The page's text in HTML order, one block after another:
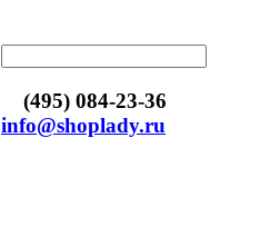
(495) 084-23-36
info@shoplady.ru